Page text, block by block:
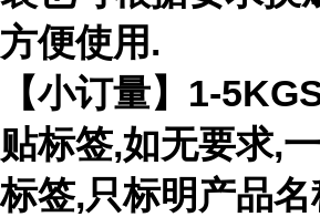
方便使用.
【小订量】1-
贴标签,如无要求,
标签,只标明产品